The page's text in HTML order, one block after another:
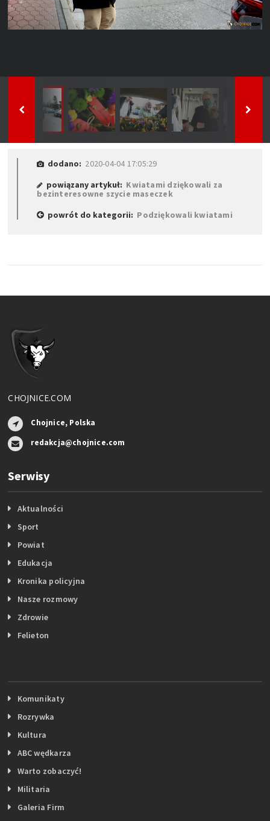
dodano: 2020-04-04 17:05:29
powiązany artykuł: Kwiatami dziękowali za
bezinteresowne szycie maseczek
powrót do kategorii: Podziękowali kwiatami
CHOJNICE.COM
Chojnice, Polska
redakcja@chojnice.com
Serwisy
Aktualności
Sport
Powiat
Edukacja
Kronika policyjna
Nasze rozmowy
Zdrowie
Felieton
Komunikaty
Rozrywka
Kultura
ABC wędkarza
Warto zobaczyć!
Militaria
Galeria Firm